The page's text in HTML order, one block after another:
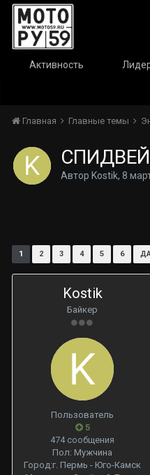
Активность
Главная Главные темы
СПИДВЕЙ
Автор Kostik, 8
1 2 3 4 5 6
Kostik
Байкер
Пользователь
5
474 сообщения
Пол: Мужчина
Город:г. Пермь - Юго-Камск